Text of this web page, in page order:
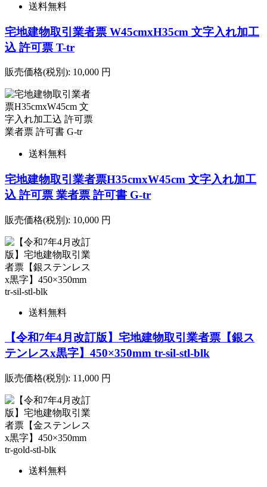
送料無料
宅地建物取引業者票 W45cmxH35cm 文字入れ加工
込 許可票 T-tr
販売価格(税別): 10,000 円
送料無料
宅地建物取引業者票H35cmxW45cm 文字入れ加工
込 許可票 業者票 許可書 G-tr
販売価格(税別): 10,000 円
送料無料
【令和7年4月改訂版】宅地建物取引業者票【銀ス
テンレスx黒字】450×350mm tr-sil-stl-blk
販売価格(税別): 11,000 円
送料無料